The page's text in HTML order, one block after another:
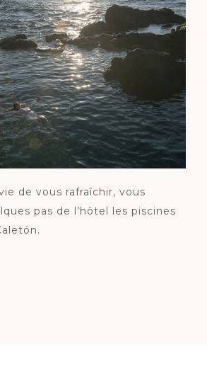
de vous rafraîchir, vous
pas de l’hôtel les piscines